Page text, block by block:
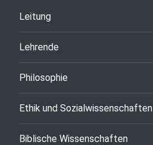
Leitung
Lehrende
Philosophie
Ethik und Sozialwissenschaften
Biblische Wissenschaften